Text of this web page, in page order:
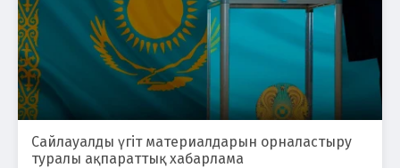
Сайлауалды үгіт материалдарын орналастыру
туралы ақпараттық хабарлама